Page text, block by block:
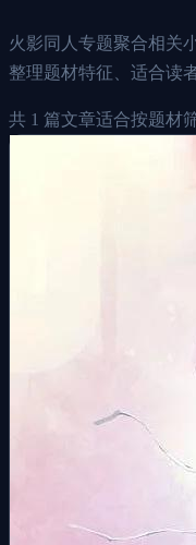
火影同人专题聚合相关
整理题材特征、适合读
共 1 篇文章适合按题材